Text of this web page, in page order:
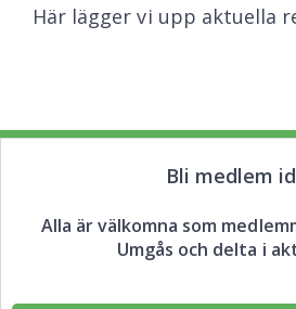
Här lägger vi upp aktuella
Bli medlem
Alla är välkomna som
Umgås och delta i